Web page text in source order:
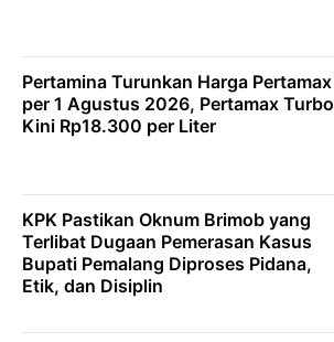
Pertamina Turunkan Harga Pertamax
per 1 Agustus 2026, Pertamax Turbo
Kini Rp18.300 per Liter
KPK Pastikan Oknum Brimob yang
Terlibat Dugaan Pemerasan Kasus
Bupati Pemalang Diproses Pidana,
Etik, dan Disiplin